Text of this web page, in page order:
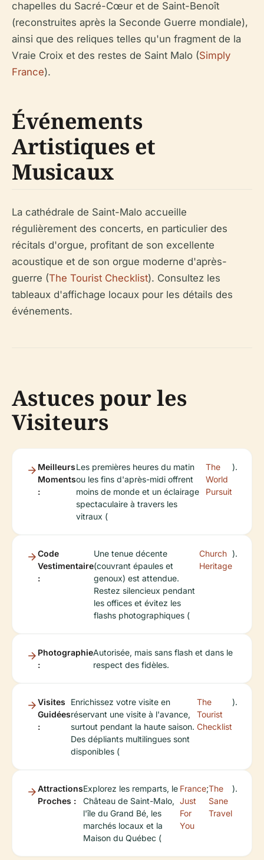
chapelles du Sacré-Cœur et de Saint-Benoît
(reconstruites après la Seconde Guerre mondiale),
ainsi que des reliques telles qu'un fragment de la
Vraie Croix et des restes de Saint Malo (Simply
France).
Événements
Artistiques et
Musicaux
La cathédrale de Saint-Malo accueille
régulièrement des concerts, en particulier des
récitals d'orgue, profitant de son excellente
acoustique et de son orgue moderne d'après-
guerre (The Tourist Checklist). Consultez les
tableaux d'affichage locaux pour les détails des
événements.
Astuces pour les
Visiteurs
Meilleurs
Moments
:
Les premières heures du matin
ou les fins d'après-midi offrent
moins de monde et un éclairage
spectaculaire à travers les
vitraux (
The
World
Pursuit
).
Code
Vestimentaire
:
Une tenue décente
(couvrant épaules et
genoux) est attendue.
Restez silencieux pendant
les offices et évitez les
flashs photographiques (
Church
Heritage
).
Photographie
:
Autorisée, mais sans flash et dans le
respect des fidèles.
Visites
Guidées
:
Enrichissez votre visite en
réservant une visite à l'avance,
surtout pendant la haute saison.
Des dépliants multilingues sont
disponibles (
The
Tourist
Checklist
).
Attractions
Proches :
Explorez les remparts, le
Château de Saint-Malo,
l'île du Grand Bé, les
marchés locaux et la
Maison du Québec (
France
Just
For
You
;The
Sane
Travel
).